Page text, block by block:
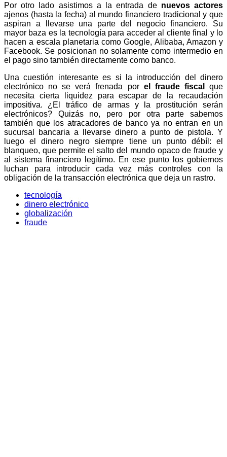
Por otro lado asistimos a la entrada de nuevos actores
ajenos (hasta la fecha) al mundo financiero tradicional y que
aspiran a llevarse una parte del negocio financiero. Su
mayor baza es la tecnología para acceder al cliente final y lo
hacen a escala planetaria como Google, Alibaba, Amazon y
Facebook. Se posicionan no solamente como intermedio en
el pago sino también directamente como banco.
Una cuestión interesante es si la introducción del dinero
electrónico no se verá frenada por el fraude fiscal
que
necesita cierta liquidez para escapar de la recaudación
impositiva. ¿El tráfico de armas y la prostitución serán
electrónicos? Quizás no, pero por otra parte sabemos
también que los atracadores de banco ya no entran en un
sucursal bancaria a llevarse dinero a punto de pistola. Y
luego el dinero negro siempre tiene un punto débíl: el
blanqueo, que permite el salto del mundo opaco de fraude y
al sistema financiero legítimo. En ese punto los gobiernos
luchan para introducir cada vez más controles con la
obligación de la transacción electrónica que deja un rastro.
tecnología
dinero electrónico
globalización
fraude